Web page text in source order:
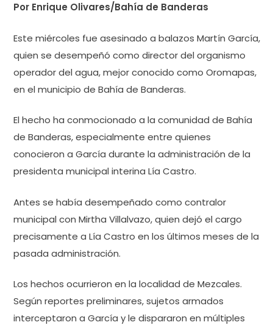
Por Enrique Olivares/Bahía de Banderas
Este miércoles fue asesinado a balazos Martín García,
quien se desempeñó como director del organismo
operador del agua, mejor conocido como Oromapas,
en el municipio de Bahía de Banderas.
El hecho ha conmocionado a la comunidad de Bahía
de Banderas, especialmente entre quienes
conocieron a García durante la administración de la
presidenta municipal interina Lía Castro.
Antes se había desempeñado como contralor
municipal con Mirtha Villalvazo, quien dejó el cargo
precisamente a Lía Castro en los últimos meses de la
pasada administración.
Los hechos ocurrieron en la localidad de Mezcales.
Según reportes preliminares, sujetos armados
interceptaron a García y le dispararon en múltiples